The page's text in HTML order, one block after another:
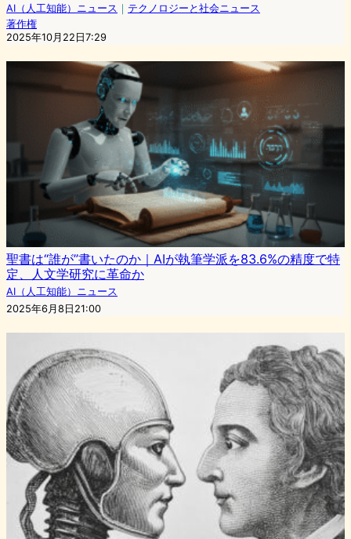
AI（人工知能）ニュース ｜ テクノロジーと社会ニュース
著作権
2025年10月22日7:29
聖書は“誰が”書いたのか｜AIが執筆学派を83.6%の精度で特
定、人文学研究に革命か
AI（人工知能）ニュース
2025年6月8日21:00